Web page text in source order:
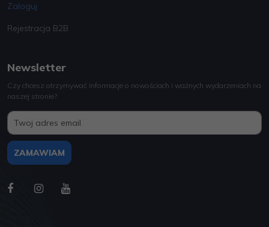
Zaloguj
Rejestracja B2B
Newsletter
Czy chcesz otrzymywać informacje o nowościach i ważnych wydarzeniach na
naszej stronie?